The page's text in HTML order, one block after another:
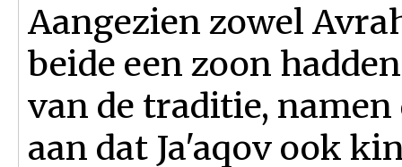
Aangezien zowel
beide een zoon
van de traditie,
aan dat Ja'aqov ook